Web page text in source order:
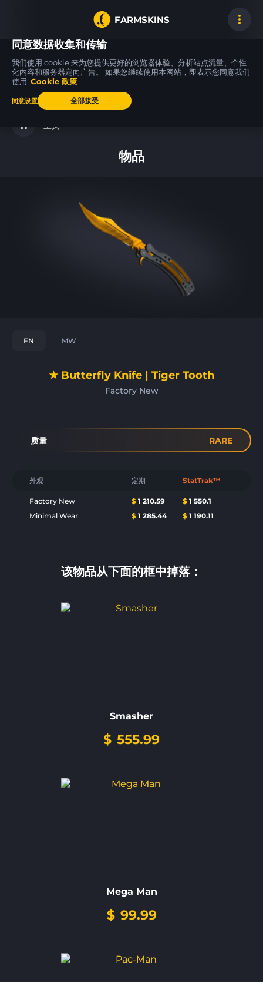
FARMSKINS
41
FAMAS
主页
物品
FN MW
★ Butterfly Knife | Tiger Tooth
Factory New
质量 RARE
外观 定期 StatTrak™
Factory New $ 1 210.59 $ 1 550.1
Minimal Wear
$ 1 285.44 $ 1 190.11
该物品从下面的框中掉落：
Smasher
$ 555.99
Mega Man
$ 99.99
同意数据收集和传输
我们使用 cookie 来为您提供更好的浏览器体验、分析站点流量、个性
化内容和服务器定向广告。 如果您继续使用本网站，即表示您同意我们
使用 Cookie 政策
同意设置 全部接受